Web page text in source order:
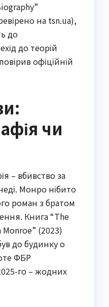
на tsn.ua),
до
до теорій
офіційній
чи
– вбивство за
Монро нібито
роман з братом
Книга “The
(2023)
до будинку о
ФБР
го – жодних